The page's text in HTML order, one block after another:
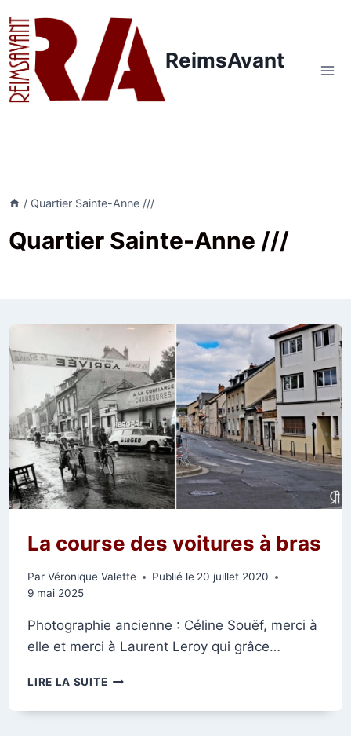
au
contenu
ReimsAvant
/ Quartier Sainte-Anne ///
Quartier Sainte-Anne ///
La course des voitures à bras
Par Véronique Valette Publié le 20 juillet 2020
9 mai 2025
Photographie ancienne : Céline Souëf, merci à
elle et merci à Laurent Leroy qui grâce…
LIRE LA SUITELA
DES